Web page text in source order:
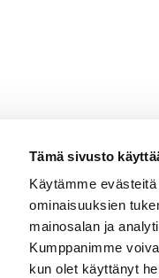
Tämä sivusto
Käytämme
ominaisuuksien
mainosalan ja
Kumppanimme
kun olet käyttänyt